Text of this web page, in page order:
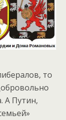
то
А Путин,